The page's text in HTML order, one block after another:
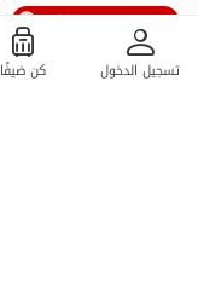
تسجيل الدخول كن ضيفًا
OpenStreetMap
10٪ خصم من ليلة 3